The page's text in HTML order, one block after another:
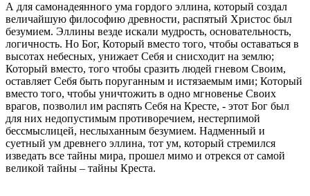
А для самонадеянного ума гордого эллина, который создал
величайшую философию древности, распятый Христос был
безумием. Эллины везде искали мудрость, основательность,
логичность. Но Бог, Который вместо того, чтобы оставаться в
высотах небесных, унижает Себя и снисходит на землю;
Который вместо, того чтобы сразить людей гневом Своим,
оставляет Себя быть поруганным и истязаемым ими; Который
вместо того, чтобы уничтожить в одно мгновенье Своих
врагов, позволил им распять Себя на Кресте, - этот Бог был
для них недопустимым противоречием, нестерпимой
бессмыслицей, неслыханным безумием. Надменный и
суетный ум древнего эллина, тот ум, который стремился
изведать все тайны мира, прошел мимо и отрекся от самой
великой тайны – тайны Креста.